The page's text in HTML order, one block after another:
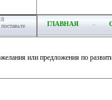
ГЛАВНАЯ
или предложения по